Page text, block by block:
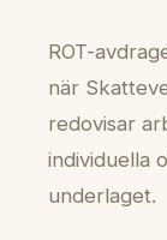
ROT-
när
redovisar
individuella
underlaget.